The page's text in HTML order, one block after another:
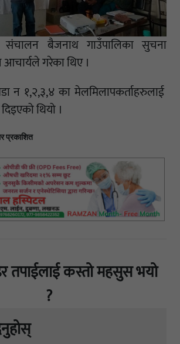
संचालन बैजनाथ गाउँपालिका सुचना
आचार्यले गरेका थिए ।
न १,२,३,४ का मेलमिलापकर्ताहरुलाई
थियो ।
प्रकाशित
तपाईलाई कस्तो महसुस भयो
?